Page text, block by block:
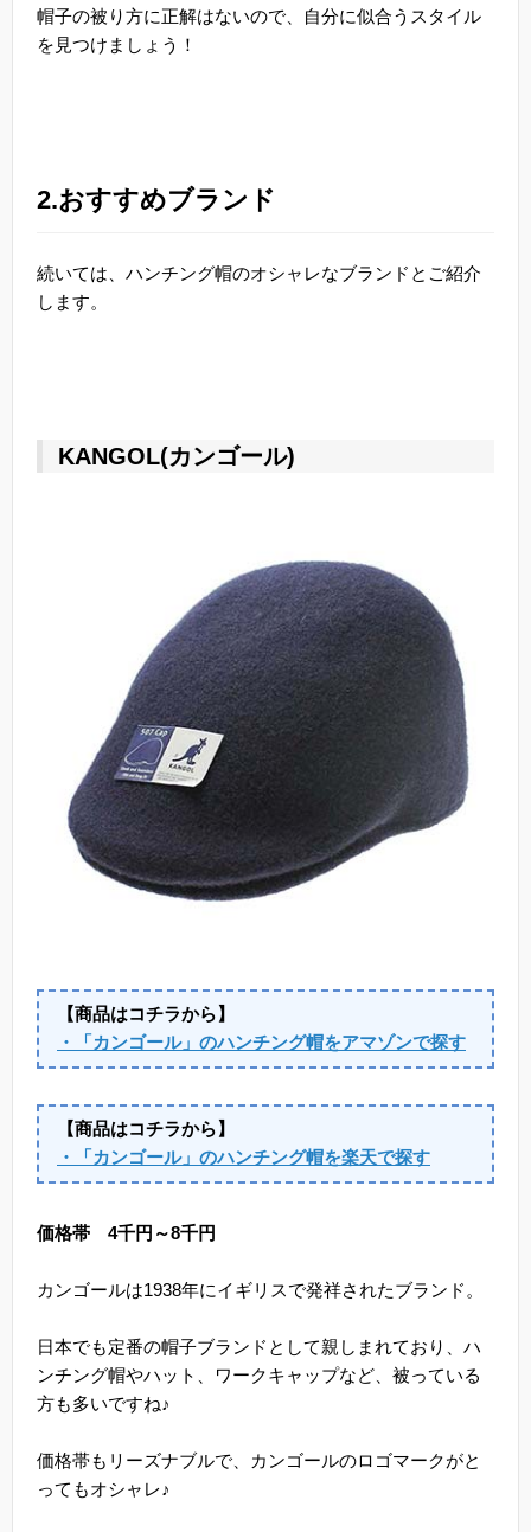
帽子の被り方に正解はないので、自分に似合うスタイル
を見つけましょう！
2.おすすめブランド
続いては、ハンチング帽のオシャレなブランドとご紹介
します。
KANGOL(カンゴール)
【商品はコチラから】
・「カンゴール」のハンチング帽をアマゾンで探す
【商品はコチラから】
・「カンゴール」のハンチング帽を楽天で探す
価格帯 4千円～8千円
カンゴールは1938年にイギリスで発祥されたブランド。
日本でも定番の帽子ブランドとして親しまれており、ハ
ンチング帽やハット、ワークキャップなど、被っている
方も多いですね♪
価格帯もリーズナブルで、カンゴールのロゴマークがと
ってもオシャレ♪